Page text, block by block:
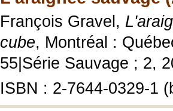
François Gravel,
cube, Montréal :
55|Série Sauvage ; 2,
ISBN : 2-7644-0329-1